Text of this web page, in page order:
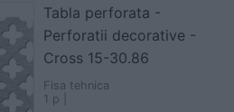
Tabla perforata -
Perforatii decorative -
Cross 15-30.86
Fisa tehnica
1 p |